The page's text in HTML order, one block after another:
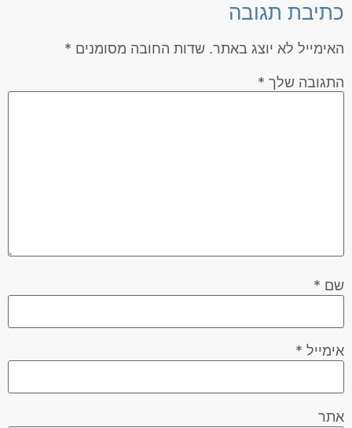
כתיבת תגובה
האימייל לא יוצג באתר. שדות החובה מסומנים *
התגובה שלך *
שם *
אימייל *
אתר